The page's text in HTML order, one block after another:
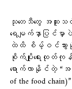
သုတေသီတွေ အထူးသတိ
ရေမျက်နှာပြင်
ထဲထိ စိမ့်ဝင်သွားနို
စိုက်ပျိုးရေးထုတ်ကု
ရောက်လာနိုင်တဲ့ “
of the food